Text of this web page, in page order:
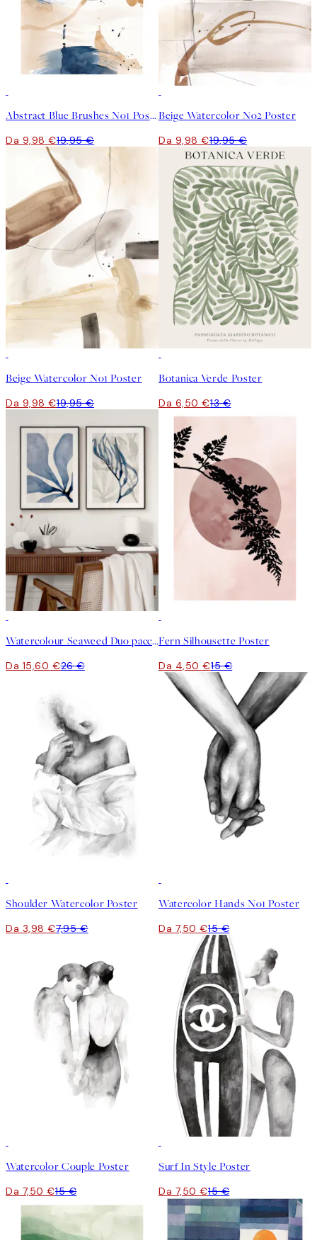
Abstract Blue Brushes No1 Poster
Da 9,98 €19,95 €
Beige Watercolor No2 Poster
Da 9,98 €19,95 €
Beige Watercolor No1 Poster
Da 9,98 €19,95 €
Botanica Verde Poster
Da 6,50 €13 €
Watercolour Seaweed Duo pacchetto di poster
Da 15,60 €26 €
Fern Silhousette Poster
Da 4,50 €15 €
Shoulder Watercolor Poster
Da 3,98 €7,95 €
Watercolor Hands No1 Poster
Da 7,50 €15 €
Watercolor Couple Poster
Da 7,50 €15 €
Surf In Style Poster
Da 7,50 €15 €